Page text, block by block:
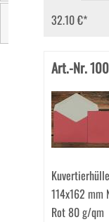
32.10 €*
Art.-Nr.
114x162 mm
Rot 80 g/qm